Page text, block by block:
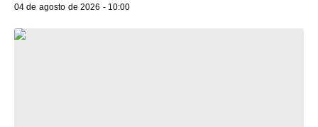
04 de agosto de 2026 - 10:00